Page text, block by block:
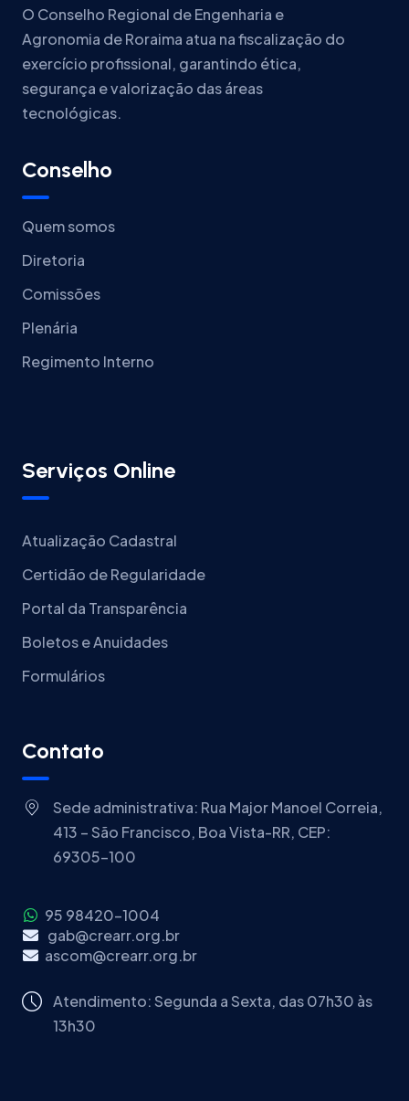
O Conselho Regional de Engenharia e
Agronomia de Roraima atua na fiscalização do
exercício profissional, garantindo ética,
segurança e valorização das áreas
tecnológicas.
Conselho
Quem somos
Diretoria
Comissões
Plenária
Regimento Interno
Serviços Online
Atualização Cadastral
Certidão de Regularidade
Portal da Transparência
Boletos e Anuidades
Formulários
Contato
Sede administrativa: Rua Major Manoel Correia,
413 – São Francisco, Boa Vista-RR, CEP:
69305-100
95 98420-1004
gab@crearr.org.br
ascom@crearr.org.br
Atendimento: Segunda a Sexta, das 07h30 às
13h30